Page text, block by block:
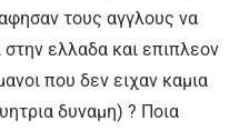
τους αγγλους να
στην ελλαδα και επιπλεον
που δεν ειχαν καμια
δυναμη) ? Ποια